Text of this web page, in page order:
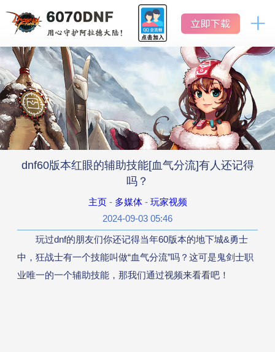
DNF
怀
旧
服
地
城
与
怀
旧
服
地
下
城
与
勇
士
怀
旧
服
官网首页
新闻中心
公告
活动
数据库
dnf60版本红眼的辅助技能[血气分流]有人还记得
吗？
主页- 多媒体- 玩家视频
2024-09-03 05:46
玩过dnf的朋友们你还记得当年60版本的地下城&勇士
中，狂战士有一个技能叫做“血气分流”吗？这可是鬼剑士职
业唯一的一个辅助技能，那我们通过视频来看看吧！